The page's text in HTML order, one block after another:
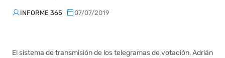
INFORME 365 07/07/2019
El sistema de transmisión de los telegramas de votación, Adrián